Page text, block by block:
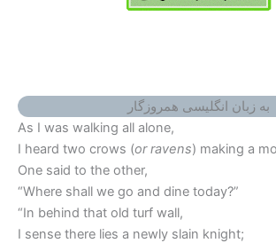
به زبان انگلیسی همروزگار
As I was walking all alone,
I heard two crows (or ravens) making a
One said to the other,
“Where shall we go and dine today?”
“In behind that old turf wall,
I sense there lies a newly slain knight;